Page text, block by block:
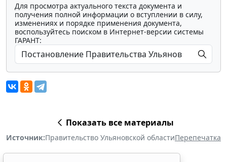
Для просмотра актуального текста документа и
получения полной информации о вступлении в силу,
изменениях и порядке применения документа,
воспользуйтесь поиском в Интернет-версии системы
ГАРАНТ:
Показать все материалы
Источник:Правительство Ульяновской областиПерепечатка